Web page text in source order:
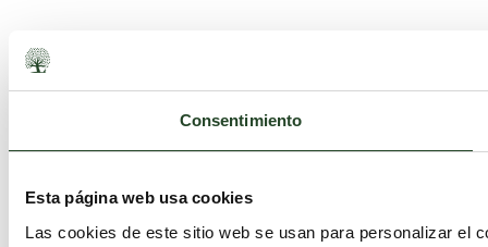
Consentimiento
Esta página web usa cookies
Las cookies de este sitio web se usan para personalizar el